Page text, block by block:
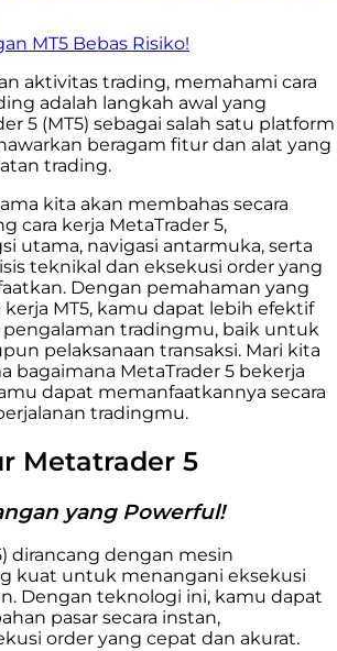
MT5 Bebas Risiko!
aktivitas trading, memahami cara
adalah langkah awal yang
5 (MT5) sebagai salah satu platform
beragam fitur dan alat yang
trading.
kita akan membahas secara
cara kerja MetaTrader 5,
utama, navigasi antarmuka, serta
teknikal dan eksekusi order yang
Dengan pemahaman yang
MT5, kamu dapat lebih efektif
tradingmu, baik untuk
pelaksanaan transaksi. Mari kita
bagaimana MetaTrader 5 bekerja
dapat memanfaatkannya secara
tradingmu.
Metatrader 5
yang Powerful!
dirancang dengan mesin
kuat untuk menangani eksekusi
Dengan teknologi ini, kamu dapat
pasar secara instan,
order yang cepat dan akurat.